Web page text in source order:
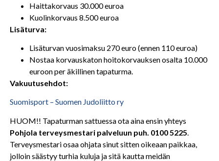
Haittakorvaus 30.000 euroa
Kuolinkorvaus 8.500 euroa
Lisäturva:
Lisäturvan vuosimaksu 270 euro (ennen 110 euroa)
Nostaa korvauskaton hoitokorvauksen osalta 10.000
euroon per äkillinen tapaturma.
Vakuutusehdot:
Suomisport – Suomen Judoliitto ry
HUOM!! Tapaturman sattuessa ota aina ensin yhteys
Pohjola terveysmestari palveluun puh. 0100 5225
Terveysmestari osaa ohjata sinut sitten oikeaan paikkaa,
jolloin säästyy turhia kuluja ja sitä kautta meidän